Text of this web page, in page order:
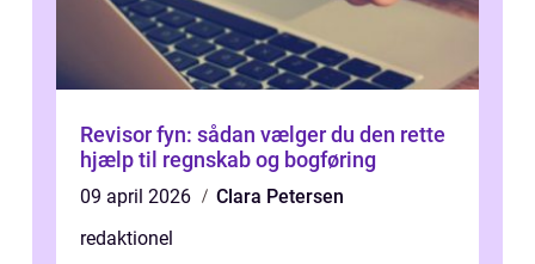
Revisor fyn: sådan vælger du den rette
hjælp til regnskab og bogføring
09 april 2026
Clara Petersen
redaktionel